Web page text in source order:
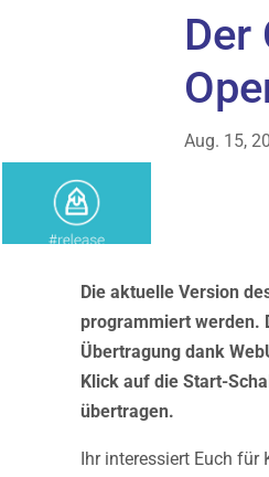
Aug. 15,
Die aktuelle Version
programmiert werden.
Übertragung dank
Klick auf die Start-
übertragen.
Ihr interessiert Euch für